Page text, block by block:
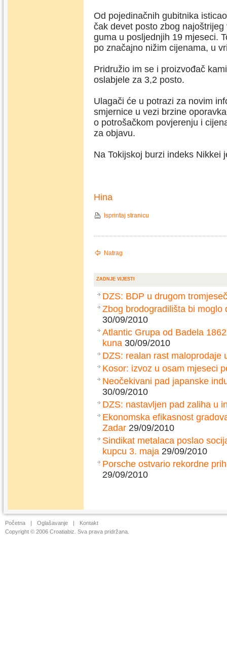
Od pojedinačnih gubitnika
čak devet posto zbog
guma u posljednjih 19 mjeseci.
po značajno nižim cijenama, u
Pridružio im se i proizvođač
oslabjele za 3,2 posto.
Ulagači će u potrazi za novim
smjernice u vezi brzine
o potrošačkom povjerenju i
za objavu.
Na Tokijskoj burzi indeks Nikkei
Hina
Isprintaj stranicu
Natrag
ZADNJE VIJESTI
DZS: BDP u drugom
Zbog brodogradilišta bi moglo
30/09/2010
Atlantic Grupa od Badela
kuna 30/09/2010
DZS: realan rast maloprodaje
Kosor: izvoz u osam mjeseci
Neočekivani pad japanske
30/09/2010
DZS: nastavljen pad zaliha u
Ekonomska efikasnost
Zadar 29/09/2010
Sindikat metalaca poslao
kupcu 3. maja 29/09/2010
Porsche ostvario rekordne
29/09/2010
Početna | Oglašavanje |
Kontakt
Copyright © 2006 Croatiabiz. Sva prava pridržana.